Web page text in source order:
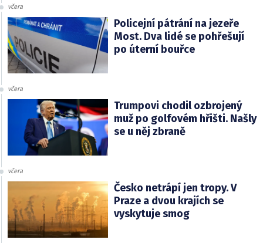
včera
Policejní pátrání na jezeře
Most. Dva lidé se pohřešují
po úterní bouřce
včera
Trumpovi chodil ozbrojený
muž po golfovém hřišti. Našly
se u něj zbraně
včera
Česko netrápí jen tropy. V
Praze a dvou krajích se
vyskytuje smog